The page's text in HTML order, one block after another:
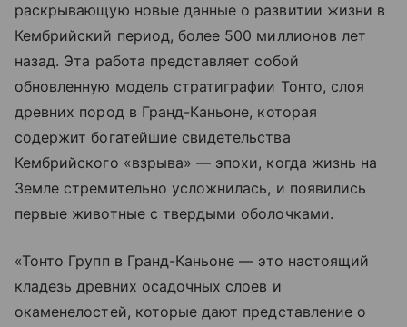
раскрывающую новые данные о развитии жизни в
Кембрийский период, более 500 миллионов лет
назад. Эта работа представляет собой
обновленную модель стратиграфии Тонто, слоя
древних пород в Гранд-Каньоне, которая
содержит богатейшие свидетельства
Кембрийского «взрыва» — эпохи, когда жизнь на
Земле стремительно усложнилась, и появились
первые животные с твердыми оболочками.
«Тонто Групп в Гранд-Каньоне — это настоящий
кладезь древних осадочных слоев и
окаменелостей, которые дают представление о